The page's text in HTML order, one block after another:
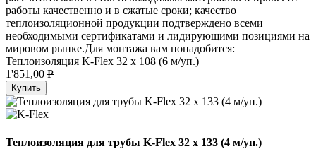
работы качественно и в сжатые сроки; качество
теплоизоляционной продукции подтверждено всеми
необходимыми сертификатами и лидирующими позициями на
мировом рынке.Для монтажа вам понадобится:
Теплоизоляция K-Flex 32 х 108 (6 м/уп.)
1'851,00 P
Купить
Теплоизоляция для трубы K-Flex 32 х 133 (4 м/уп.)